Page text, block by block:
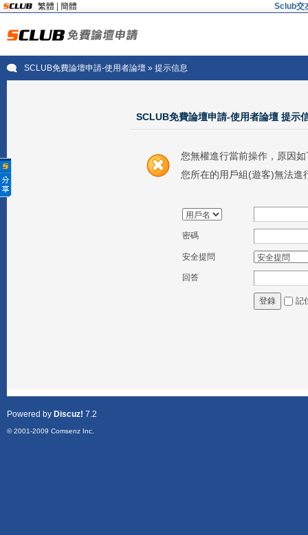
繁體 簡體 Sclub交
SCLUB免費論壇申請-使用者論壇» 提示信息
SCLUB免費論壇申請-使用者論壇 提示
您無權進行當前操作，原因如
您所在的用戶組(遊客)無法進
密碼
安全提問
回答
登錄 記
Powered by Discuz! 7.2
© 2001-2009 Comsenz Inc.